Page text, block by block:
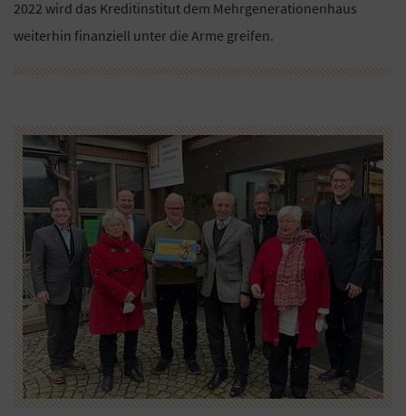
2022 wird das Kreditinstitut dem Mehrgenerationenhaus
weiterhin finanziell unter die Arme greifen.